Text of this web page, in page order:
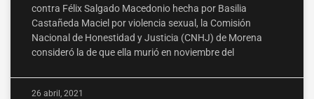
contra Félix Salgado Macedonio hecha por Basilia
Castañeda Maciel por violencia sexual, la Comisión
Nacional de Honestidad y Justicia (CNHJ) de Morena
consideró la de que ella murió en noviembre del
26 abril, 2021